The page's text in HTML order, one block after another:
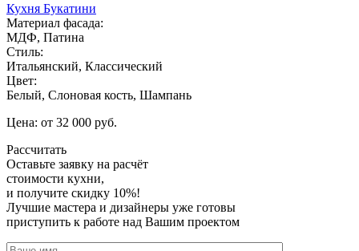
Кухня Букатини
Материал фасада:
МДФ, Патина
Стиль:
Итальянский, Классический
Цвет:
Белый, Слоновая кость, Шампань
Цена: от 32 000 руб.
Рассчитать
Оставьте заявку на расчёт
стоимости кухни,
и получите скидку 10%!
Лучшие мастера и дизайнеры уже готовы
приступить к работе над Вашим проектом